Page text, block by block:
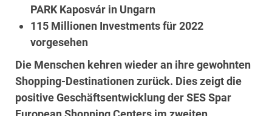
PARK Kaposvár in Ungarn
115 Millionen Investments für 2022
vorgesehen
Die Menschen kehren wieder an ihre gewohnten
Shopping-Destinationen zurück. Dies zeigt die
positive Geschäftsentwicklung der SES Spar